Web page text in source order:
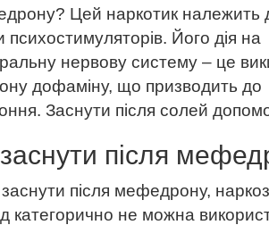
Цей наркотик належить
психостимуляторів. Його дія на
нервову систему – це
дофаміну, що призводить до
Заснути після солей
після
після мефедрону,
категорично не можна